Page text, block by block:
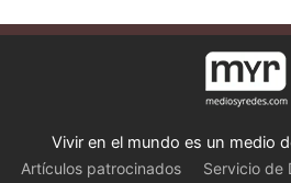
Vivir en el mundo es un medio
Artículos patrocinados Servicio de